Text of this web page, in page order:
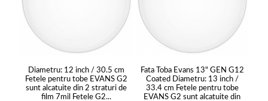
Diametru: 12 inch / 30.5 cm
Fetele pentru tobe EVANS G2
sunt alcatuite din 2 straturi de
film 7mil Fetele G2...
Fata Toba Evans 13" GEN G12
Coated Diametru: 13 inch /
33.4 cm Fetele pentru tobe
EVANS G2 sunt alcatuite din